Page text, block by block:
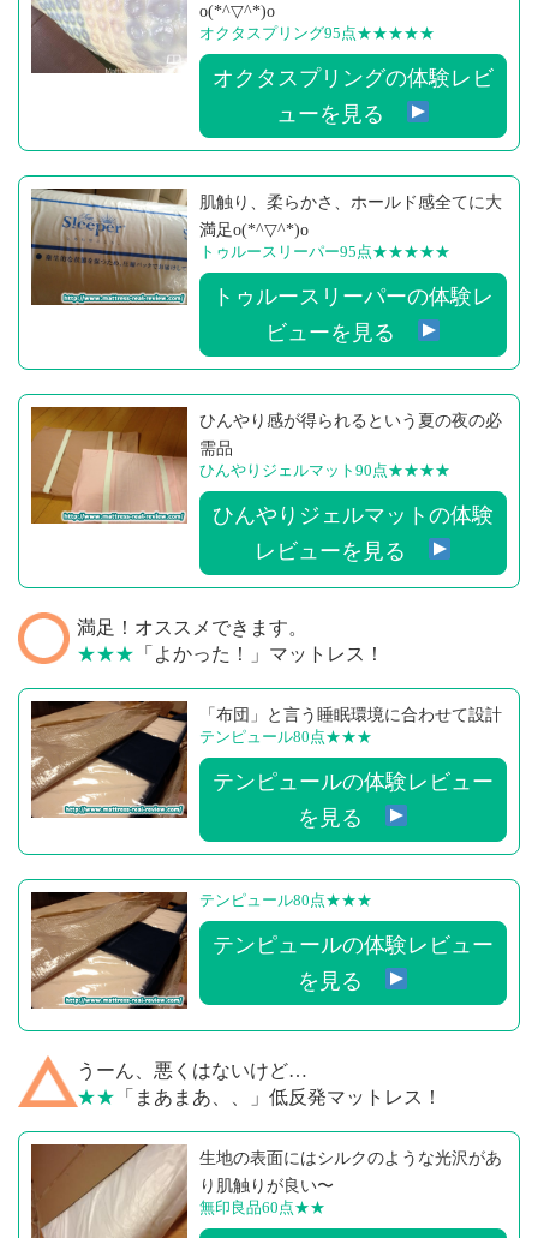
o(*^▽^*)o
オクタスプリング95点★★★★★
オクタスプリングの体験レビ
ューを見る
肌触り、柔らかさ、ホールド感全てに大
満足o(*^▽^*)o
トゥルースリーパー95点★★★★★
トゥルースリーパーの体験レ
ビューを見る
ひんやり感が得られるという夏の夜の必
需品
ひんやりジェルマット90点★★★★
ひんやりジェルマットの体験
レビューを見る
満足！オススメできます。
★★★ 「よかった！」マットレス！
「布団」と言う睡眠環境に合わせて設計
テンピュール80点★★★
テンピュールの体験レビュー
を見る
テンピュール80点★★★
テンピュールの体験レビュー
を見る
うーん、悪くはないけど…
★★ 「まあまあ、、」低反発マットレス！
生地の表面にはシルクのような光沢があ
り肌触りが良い〜
無印良品60点★★